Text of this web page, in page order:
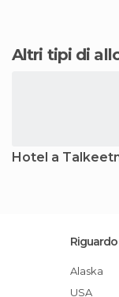
Altri tipi di
Hotel a
Alaska
USA